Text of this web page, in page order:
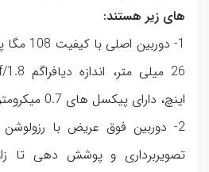
های زیر هستند:
1-
اینچ، دارای پیکسل های 0.7 میکرومتری، PDAF